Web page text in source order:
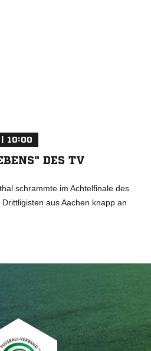
| 10:00
DES TV
schrammte im Achtelfinale des
aus Aachen knapp an